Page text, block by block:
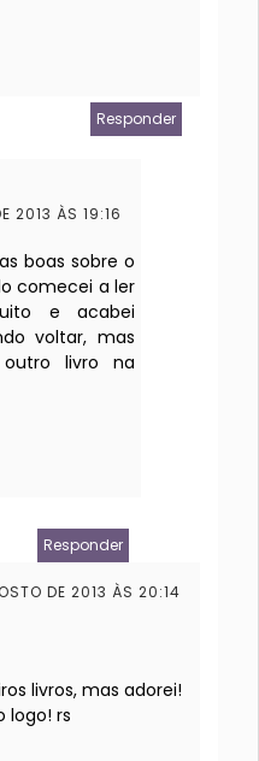
Responder
2013 ÀS 19:16
boas sobre o
comecei a ler
e acabei
voltar, mas
livro na
Responder
DE 2013 ÀS 20:14
livros, mas adorei!
logo! rs